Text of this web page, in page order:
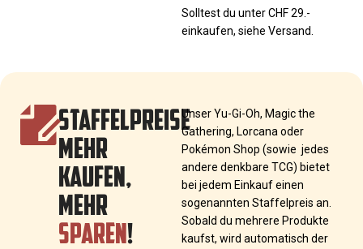
Solltest du unter CHF 29.-
einkaufen, siehe Versand.
STAFFELPREISE
MEHR
KAUFEN,
MEHR
SPAREN!
Unser Yu-Gi-Oh, Magic the
Gathering, Lorcana oder
Pokémon Shop (sowie jedes
andere denkbare TCG) bietet
bei jedem Einkauf einen
sogenannten Staffelpreis an.
Sobald du mehrere Produkte
kaufst, wird automatisch der